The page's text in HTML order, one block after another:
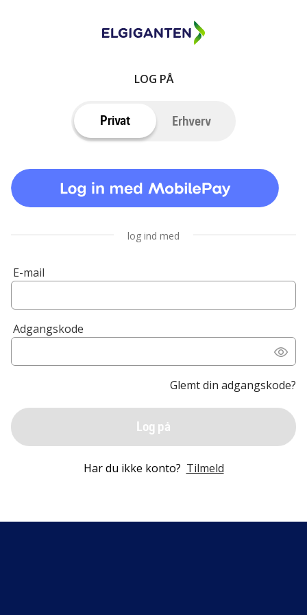
LOG PÅ
Privat Erhverv
log ind med
E-mail
Adgangskode
Glemt din adgangskode?
Log på
Har du ikke konto? Tilmeld